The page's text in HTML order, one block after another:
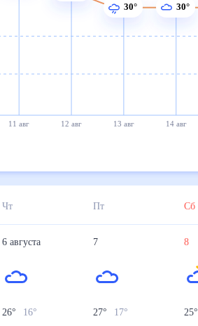
11 авг 12 авг 13 авг 14 авг
30°
30°
Чт Пт Сб
6 августа
26° 16°
7
27° 17°
8
25°